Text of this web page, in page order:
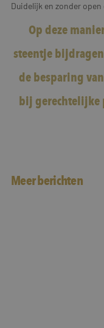
Duidelijk en zonder open
Op deze
steentje
de besparing
bij gerechtelijke
Meer berichten